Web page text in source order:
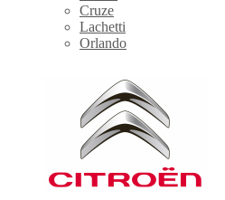
Cruze
Lachetti
Orlando